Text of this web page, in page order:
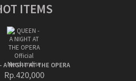
ITEMS
A NIGHT AT THE OPERA
Rp.420,000